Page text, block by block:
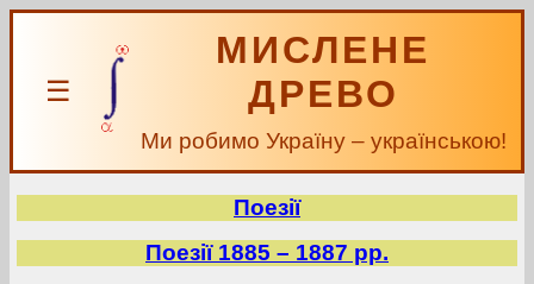
☰
МИСЛЕНЕ
ДРЕВО
Ми робимо Україну – українською!
Поезії
Поезії 1885 – 1887 рр.